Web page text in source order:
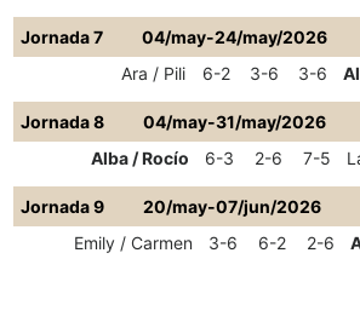
Jornada 7
04/may-24/may/2026
Ara / Pili
6-2 3-6 3-6
Jornada 8
04/may-31/may/2026
Alba / Rocío
6-3 2-6 7-5
Jornada 9
20/may-07/jun/2026
Emily / Carmen
3-6 6-2 2-6